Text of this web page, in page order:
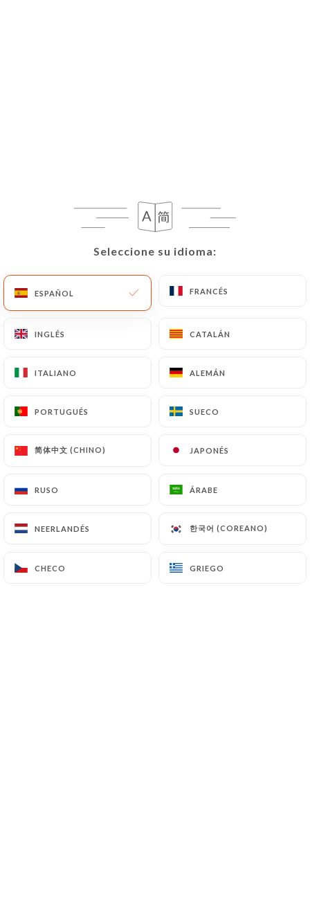
Seleccione su idioma:
ESPAÑOL FRANCÉS
INGLÉS CATALÁN
ITALIANO ALEMÁN
PORTUGUÉS SUECO
简体中文 (CHINO) JAPONÉS
RUSO ÁRABE
NEERLANDÉS 한국어 (COREANO)
CHECO GRIEGO
Seleccione su idioma:
ESPAÑOL FRANCÉS
INGLÉS CATALÁN
ITALIANO ALEMÁN
PORTUGUÉS SUECO
简体中文 (CHINO) JAPONÉS
RUSO ÁRABE
NEERLANDÉS 한국어 (COREANO)
CHECO GRIEGO